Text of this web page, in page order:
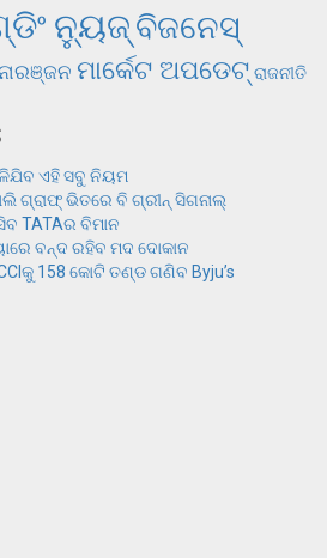
ନ୍ୟୁଜ୍ବିଜନେସ୍
ମାର୍କେଟ ଅପଡେଟ୍ ରାଜନୀତି
ଏହି ସବୁ ନିୟମ
ଗ୍ରାଫ୍ ଭିତରେ ବି ଗ୍ରୀନ୍ ସିଗନାଲ୍
TATAର ବିମାନ
ବନ୍ଦ ରହିବ ମଦ ଦୋକାନ
158 କୋଟି ତଣ୍ଡ ଗଣିବ Byju’s